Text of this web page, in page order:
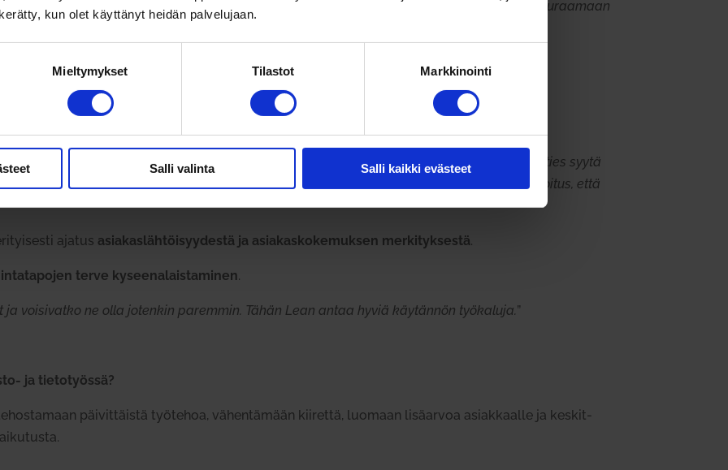
kun olet käyttänyt heidän palvelujaan.
Mieltymykset Tilastot Markkinointi
Salli valinta Salli kaikki evästeet
että kaikki kestää aina vuosia. Työ­otteen täytyy olla eteenpäin vievä. Lean ohjaa seu­raamaan
koh­tuul­lisia
tehdä joh­to­päätös, että tämä palvelu ei tuota haluttuja tuloksia ja asiakkaan olisi kenties syytä
tai ter­vey­den­huollon piiriin. Pit­kä­ai­kais­työt­tö­mienkään koh­dalla ei ole tar­koitus, että
ajatus asia­kas­läh­töi­syy­destä ja asia­kas­ko­ke­muksen mer­ki­tyk­sestä.
terve kysee­na­lais­ta­minen.
voi­si­vatko ne olla jotenkin paremmin. Tähän Lean antaa hyviä käy­tännön työ­kaluja. ”
ja tie­to­työssä?
päi­vit­täistä työ­tehoa, vähen­tämään kii­rettä, luomaan lisä­arvoa asiak­kaalle ja kes­kit­